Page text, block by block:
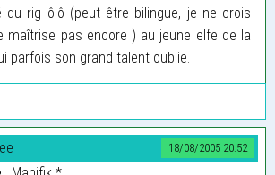
du rig ôlô (peut être bilingue, je ne crois
maîtrise pas encore ) au jeune elfe de la
parfois son grand talent oublie.
18/08/2005 20:52